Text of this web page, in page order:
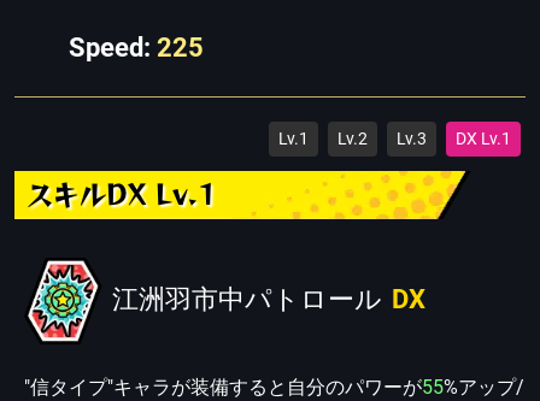
Speed: 225
Lv.1 Lv.2 Lv.3 DX Lv.1
スキルDX Lv.1
江洲羽市中パトロール DX
"信タイプ"キャラが装備すると自分のパワーが55%アップ/